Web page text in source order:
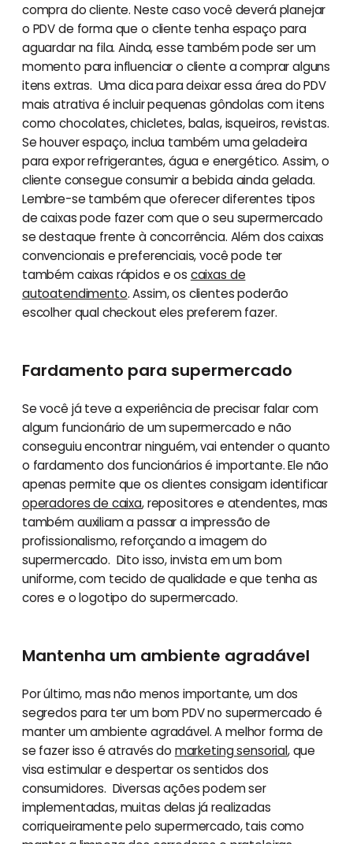
compra do cliente. Neste caso você deverá planejar
o PDV de forma que o cliente tenha espaço para
aguardar na fila. Ainda, esse também pode ser um
momento para influenciar o cliente a comprar alguns
itens extras. Uma dica para deixar essa área do PDV
mais atrativa é incluir pequenas gôndolas com itens
como chocolates, chicletes, balas, isqueiros, revistas.
Se houver espaço, inclua também uma geladeira
para expor refrigerantes, água e energético. Assim, o
cliente consegue consumir a bebida ainda gelada.
Lembre-se também que oferecer diferentes tipos
de caixas pode fazer com que o seu supermercado
se destaque frente à concorrência. Além dos caixas
convencionais e preferenciais, você pode ter
também caixas rápidos e os caixas de
autoatendimento. Assim, os clientes poderão
escolher qual checkout eles preferem fazer.
Fardamento para supermercado
Se você já teve a experiência de precisar falar com
algum funcionário de um supermercado e não
conseguiu encontrar ninguém, vai entender o quanto
o fardamento dos funcionários é importante. Ele não
apenas permite que os clientes consigam identificar
operadores de caixa, repositores e atendentes, mas
também auxiliam a passar a impressão de
profissionalismo, reforçando a imagem do
supermercado. Dito isso, invista em um bom
uniforme, com tecido de qualidade e que tenha as
cores e o logotipo do supermercado.
Mantenha um ambiente agradável
Por último, mas não menos importante, um dos
segredos para ter um bom PDV no supermercado é
manter um ambiente agradável. A melhor forma de
se fazer isso é através do marketing sensorial, que
visa estimular e despertar os sentidos dos
consumidores. Diversas ações podem ser
implementadas, muitas delas já realizadas
corriqueiramente pelo supermercado, tais como